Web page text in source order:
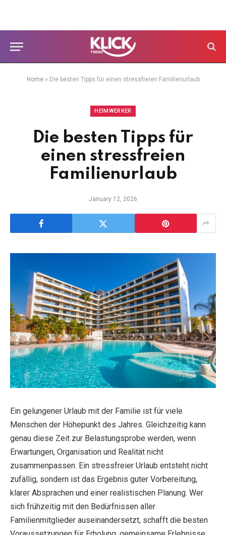
Home» Die besten Tipps für einen stressfreien Familienurlaub
HEIMWERKER
Die besten Tipps für
einen stressfreien
Familienurlaub
January 12, 2026
Ein gelungener Urlaub mit der Familie ist für viele
Menschen der Höhepunkt des Jahres. Gleichzeitig kann
genau diese Zeit zur Belastungsprobe werden, wenn
Erwartungen, Organisation und Realität nicht
zusammenpassen. Ein stressfreier Urlaub entsteht nicht
zufällig, sondern ist das Ergebnis guter Vorbereitung,
klarer Absprachen und einer realistischen Planung. Wer
sich frühzeitig mit den Bedürfnissen aller
Familienmitglieder auseinandersetzt, schafft die besten